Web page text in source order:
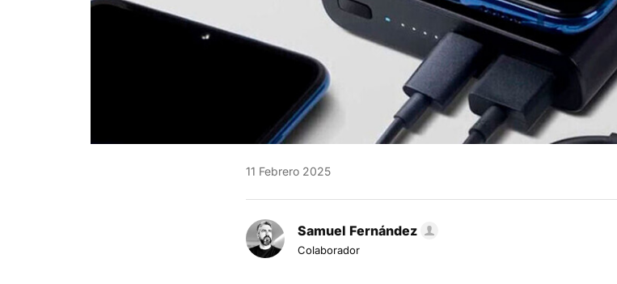
11 Febrero 2025
Samuel Fernández
Colaborador